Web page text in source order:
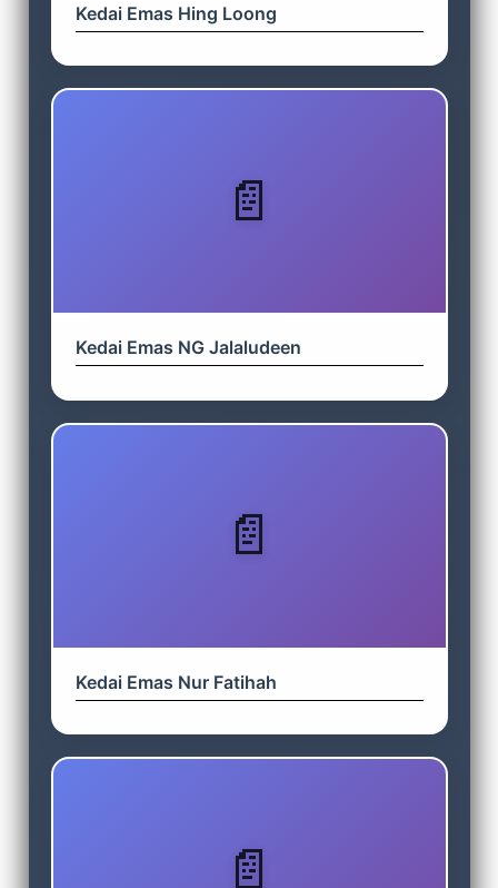
Kedai Emas Hing Loong
Kedai Emas NG Jalaludeen
Kedai Emas Nur Fatihah